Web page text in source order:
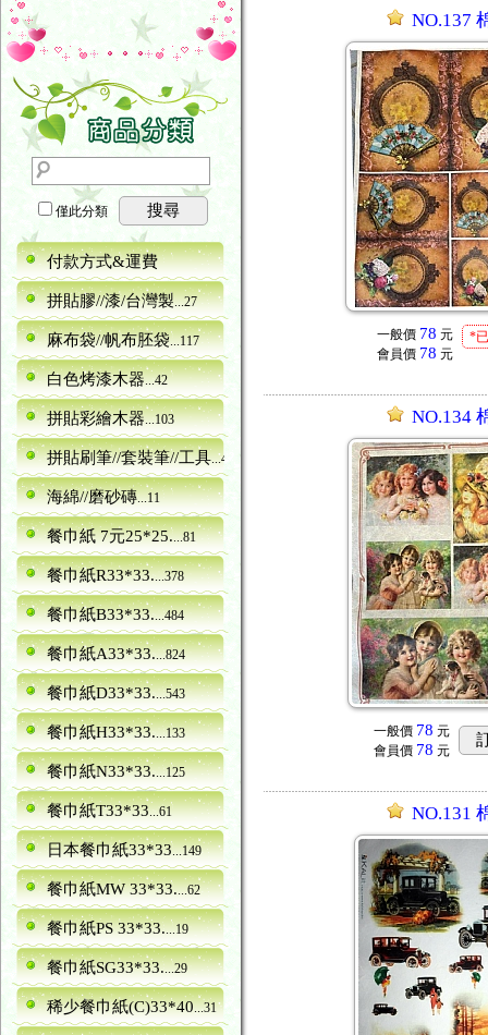
僅此分類 搜尋
付款方式&運費
拼貼膠//漆/台灣製...27
麻布袋//帆布胚袋...117
白色烤漆木器...42
拼貼彩繪木器...103
拼貼刷筆//套裝筆//工具...40
海綿//磨砂磚...11
餐巾紙 7元25*25....81
餐巾紙R33*33....378
餐巾紙B33*33....484
餐巾紙A33*33....824
餐巾紙D33*33....543
餐巾紙H33*33....133
餐巾紙N33*33....125
餐巾紙T33*33...61
日本餐巾紙33*33...149
餐巾紙MW 33*33....62
餐巾紙PS 33*33....19
餐巾紙SG33*33....29
稀少餐巾紙(C)33*40...31
NO.137
一般價 78 元
會員價 78 元
*
NO.134
一般價 78 元
會員價 78 元
NO.131